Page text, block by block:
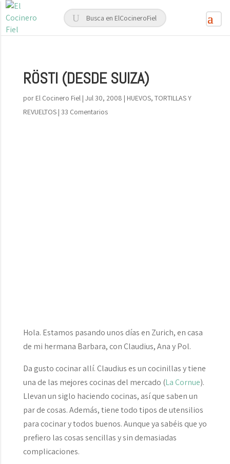
RÖSTI (DESDE SUIZA)
por El Cocinero Fiel| Jul 30, 2008 | HUEVOS, TORTILLAS Y
REVUELTOS| 33 Comentarios
Hola. Estamos pasando unos días en Zurich, en casa
de mi hermana Barbara, con Claudius, Ana y Pol.
Da gusto cocinar allí. Claudius es un cocinillas y tiene
una de las mejores cocinas del mercado (La Cornue).
Llevan un siglo haciendo cocinas, así que saben un
par de cosas. Además, tiene todo tipos de utensilios
para cocinar y todos buenos. Aunque ya sabéis que yo
prefiero las cosas sencillas y sin demasiadas
complicaciones.